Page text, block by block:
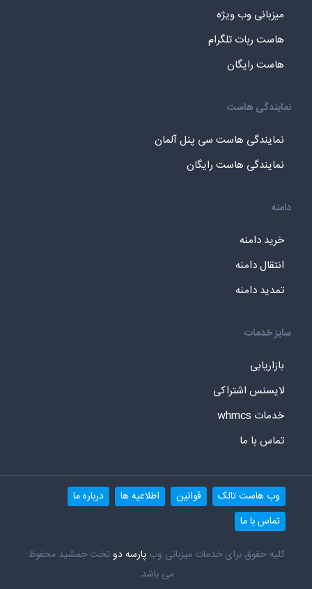
میزبانی وب ویژه
هاست ربات تلگرام
هاست رایگان
نمایندگی هاست
نمایندگی هاست سی پنل آلمان
نمایندگی هاست رایگان
دامنه
خرید دامنه
انتقال دامنه
تمدید دامنه
سایز خدمات
بازاریابی
لایسنس اشتراکی
خدمات whmcs
تماس با ما
وب هاست تالک قوانین اطلاعیه ها
درباره ما
تماس با ما
کلیه حقوق برای خدمات میزبانی وبپارسه دوتخت جمشید محفوظ
می باشد.